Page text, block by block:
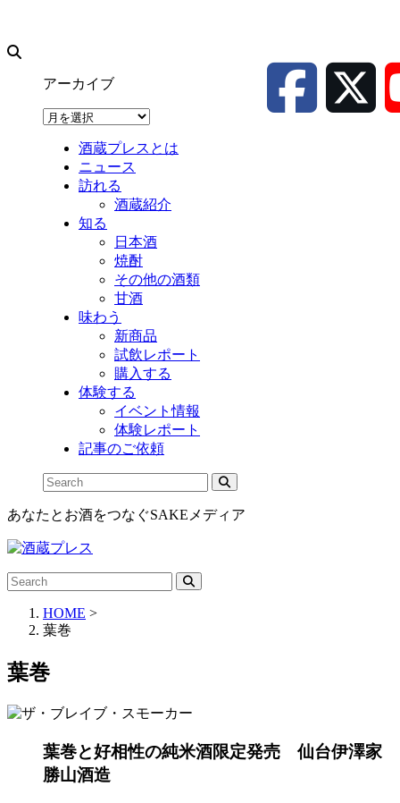
アーカイブ
ア
酒蔵プレスとは
ニュース
訪れる
酒蔵紹介
知る
日本酒
焼酎
その他の酒類
甘酒
味わう
新商品
試飲レポート
購入する
体験する
イベント情報
体験レポート
記事のご依頼
あなたとお酒をつなぐSAKEメディア
HOME >
葉巻
葉巻
葉巻と好相性の純米酒限定発売 仙台伊澤家
勝山酒造